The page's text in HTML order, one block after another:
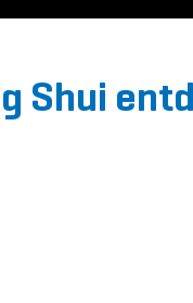
Shui